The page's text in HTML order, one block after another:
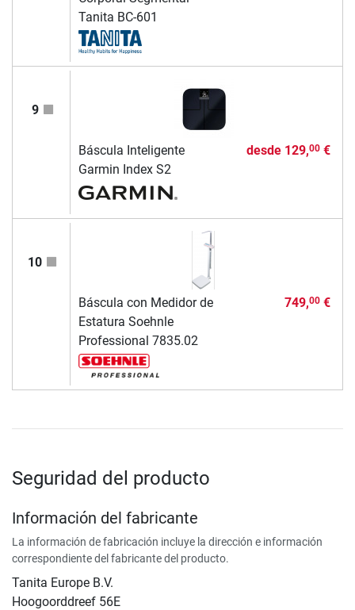
Tanita BC-601
9
Báscula Inteligente
Garmin Index S2
desde 129,00€
10
Báscula con Medidor de
Estatura Soehnle
Professional 7835.02
749,00€
Seguridad del producto
Información del fabricante
La información de fabricación incluye la dirección e información
correspondiente del fabricante del producto.
Tanita Europe B.V.
Hoogoorddreef 56E